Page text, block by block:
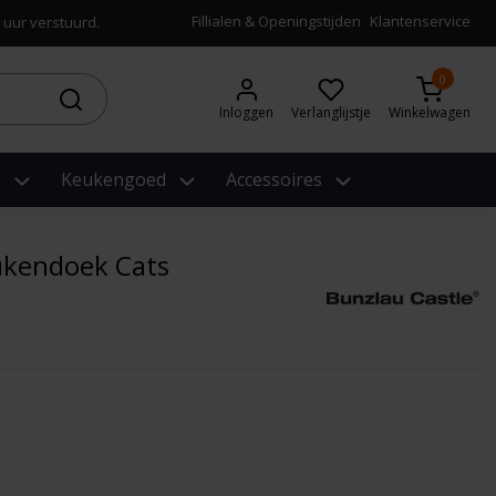
verstuurd. Fillialen & Openingstijden Klantenservice
Inloggen Verlanglijstje
0
Winkelwagen
Keukengoed Accessoires
Cats